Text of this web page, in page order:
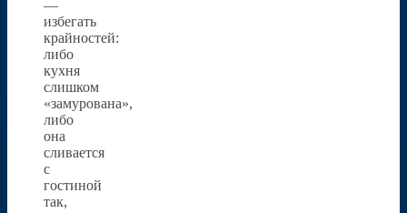
—
избегать
крайностей:
либо
кухня
слишком
«замурована»,
либо
она
сливается
с
гостиной
так,